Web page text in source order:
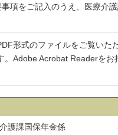
項をご記入のうえ、医療介
形式のファイルをご覧いた
。Adobe Acrobat Readerをお
護課国保年金係